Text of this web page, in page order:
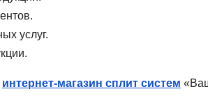
услуг.
интернет-магазин сплит систем